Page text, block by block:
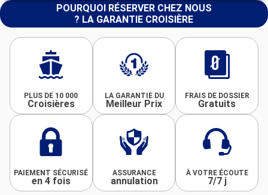
POURQUOI RÉSERVER CHEZ NOUS
? LA GARANTIE CROISIÈRE
PLUS DE 10 000
Croisières
LA GARANTIE DU
Meilleur Prix
FRAIS DE DOSSIER
Gratuits
PAIEMENT SÉCURISÉ
en 4 fois
ASSURANCE
annulation
À VOTRE ÉCOUTE
7/7 j